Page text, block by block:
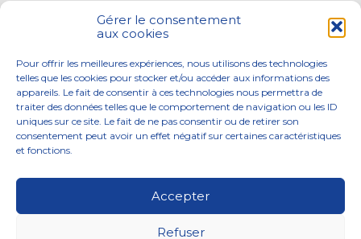
Gérer le consentement
aux cookies
Pour offrir les meilleures expériences, nous utilisons des technologies
telles que les cookies pour stocker et/ou accéder aux informations des
appareils. Le fait de consentir à ces technologies nous permettra de
traiter des données telles que le comportement de navigation ou les ID
uniques sur ce site. Le fait de ne pas consentir ou de retirer son
consentement peut avoir un effet négatif sur certaines caractéristiques
et fonctions.
Accepter
Refuser
Encadrement des loyers : une année de plus
COMMENTAIRES RÉCENTS
FooterNOS ENGAGEMENTS
SOLUTIONS NUMÉRIQUES
ACTUALITÉS
NOUS REJOINDRE
CONTACTEZ-NOUS